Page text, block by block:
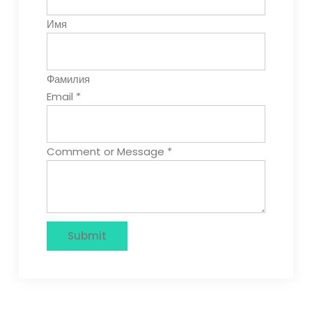
Имя
Фамилия
Email *
Comment or Message *
Submit